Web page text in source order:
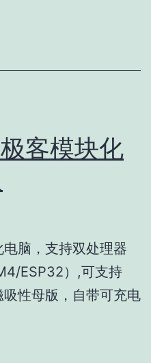
客模块化
脑，支持双处理器
ESP32）,可支持
性母版，自带可充电